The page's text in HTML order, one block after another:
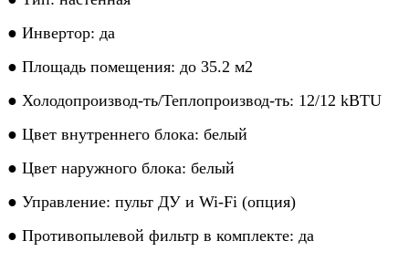
● Инвертор: да
● Площадь помещения: до 35.2 м2
● Холодопроизвод-ть/Теплопроизвод-ть: 12/12 kBTU
● Цвет внутреннего блока: белый
● Цвет наружного блока: белый
● Управление: пульт ДУ и Wi-Fi (опция)
● Противопылевой фильтр в комплекте: да